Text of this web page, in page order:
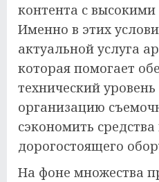
контента с
Именно в этих
актуальной услуга
которая помогает
технический
организацию
сэкономить
дорогостоящего
На фоне множества